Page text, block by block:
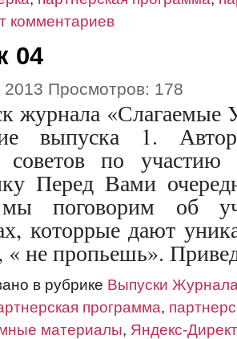
комментариев
04
2013 Просмотров: 178
журнала «Слагаемые
выпуска 1.
советов по
Перед Вами
поговорим об
которрые дают
« не пропьешь».
в рубрике Выпуски
программа,
материалы, Яндекс-Директ